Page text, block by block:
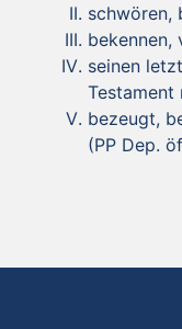
schwören,
bekennen,
seinen
Testament
bezeugt,
(PP Dep.